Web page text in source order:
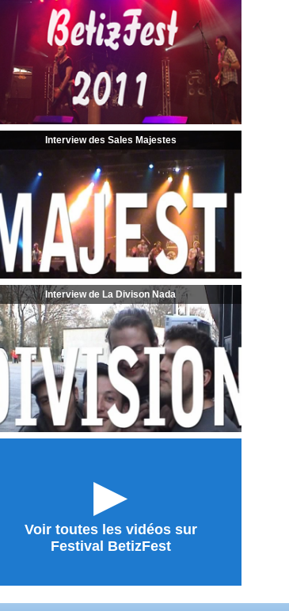
Interview des Sales Majestes
Interview de La Divison Nada
►
Voir toutes les vidéos sur
Festival BetizFest